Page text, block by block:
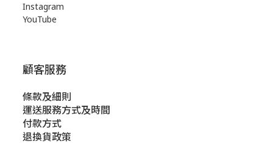
Instagram
YouTube
顧客服務
條款及細則
運送服務方式及時間
付款方式
退換貨政策